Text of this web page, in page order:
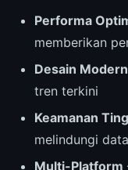
Performa
memberikan
Desain Modern
tren terkini
Keamanan
melindungi
Multi-Platform